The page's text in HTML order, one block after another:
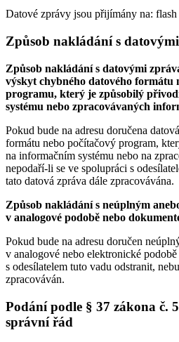
Datové zprávy jsou přijímány na:
Způsob nakládání s
Způsob nakládání s datovými
výskyt chybného datového formátu
programu, který je způsobilý
systému nebo zpracovávaných
Pokud bude na adresu doručena
formátu nebo počítačový program,
na informačním systému nebo na
nepodaří-li se ve spolupráci s
tato datová zpráva dále zpracovávána.
Způsob nakládání s neúplným
v analogové podobě nebo
Pokud bude na adresu doručen
v analogové nebo elektronické
s odesílatelem tuto vadu odstranit,
zpracováván.
Podání podle § 37 zákona č.
správní řád